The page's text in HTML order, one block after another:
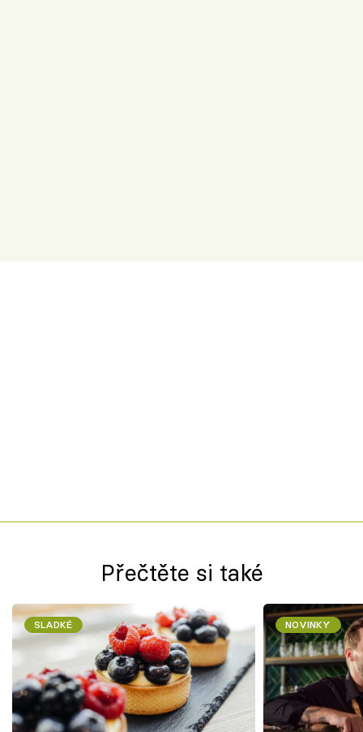
Přečtěte si také
SLADKÉ NOVINKY